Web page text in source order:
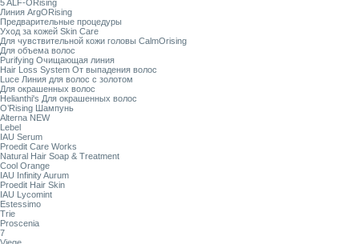
5 ALF-ORising
Линия ArgORising
Предварительные процедуры
Уход за кожей Skin Care
Для чувствительной кожи головы CalmOrising
Для объема волос
Purifying Очищающая линия
Hair Loss System От выпадения волос
Luce Линия для волос с золотом
Для окрашенных волос
Helianthi's Для окрашенных волос
O’Rising Шампунь
Alterna NEW
Lebel
IAU Serum
Proedit Care Works
Natural Hair Soap & Treatment
Cool Orange
IAU Infinity Aurum
Proedit Hair Skin
IAU Lycomint
Estessimo
Trie
Proscenia
7